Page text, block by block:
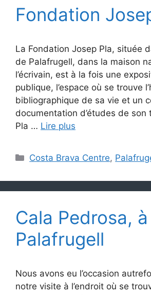
Fondation
La Fondation Josep Pla, située
de Palafrugell, dans la maison
l’écrivain, est à la fois une
publique, l’espace où se trouve
bibliographique de sa vie et un
documentation d’études de son
Pla … Lire plus
Catégories
Costa Brava Centre,
Cala Pedrosa, à
Palafrugell
Nous avons eu l’occasion
notre visite à l’endroit où se